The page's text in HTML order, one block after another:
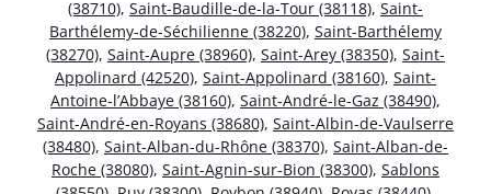
(38710), Saint-Baudille-de-la-Tour (38118), Saint-
Barthélemy-de-Séchilienne (38220), Saint-Barthélemy
(38270), Saint-Aupre (38960), Saint-Arey (38350), Saint-
Appolinard (42520), Saint-Appolinard (38160), Saint-
Antoine-l’Abbaye (38160), Saint-André-le-Gaz (38490),
Saint-André-en-Royans (38680), Saint-Albin-de-Vaulserre
(38480), Saint-Alban-du-Rhône (38370), Saint-Alban-de-
Roche (38080), Saint-Agnin-sur-Bion (38300), Sablons